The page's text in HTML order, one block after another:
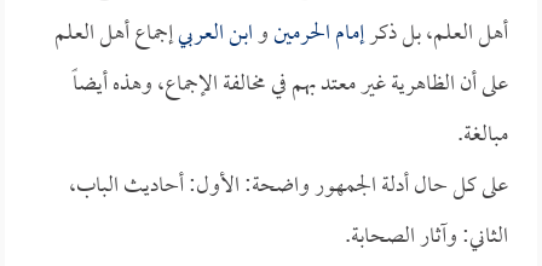
أهل العلم، بل ذكرإمام الحرمينوابن العربيإجماع أهل العلم
على أن الظاهرية غير معتد بهم في مخالفة الإجماع، وهذه أيضاً
مبالغة.
على كل حال أدلة الجمهور واضحة: الأول: أحاديث الباب،
الثاني: وآثار الصحابة.